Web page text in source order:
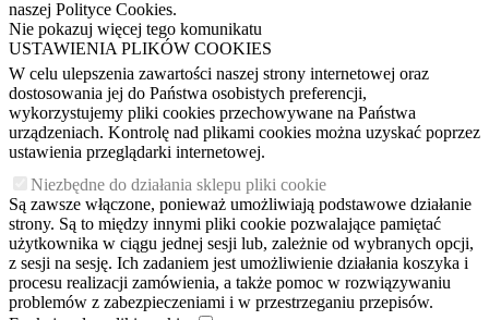
naszej Polityce Cookies.
Nie pokazuj więcej tego komunikatu
USTAWIENIA PLIKÓW COOKIES
W celu ulepszenia zawartości naszej strony internetowej oraz
dostosowania jej do Państwa osobistych preferencji,
wykorzystujemy pliki cookies przechowywane na Państwa
urządzeniach. Kontrolę nad plikami cookies można uzyskać poprzez
ustawienia przeglądarki internetowej.
Niezbędne do działania sklepu pliki cookie
Są zawsze włączone, ponieważ umożliwiają podstawowe działanie
strony. Są to między innymi pliki cookie pozwalające pamiętać
użytkownika w ciągu jednej sesji lub, zależnie od wybranych opcji,
z sesji na sesję. Ich zadaniem jest umożliwienie działania koszyka i
procesu realizacji zamówienia, a także pomoc w rozwiązywaniu
problemów z zabezpieczeniami i w przestrzeganiu przepisów.